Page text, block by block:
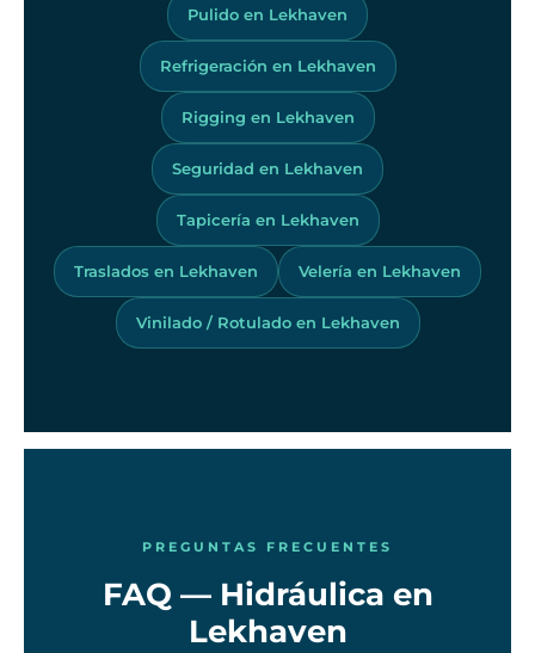
Pulido en Lekhaven
Refrigeración en Lekhaven
Rigging en Lekhaven
Seguridad en Lekhaven
Tapicería en Lekhaven
Traslados en Lekhaven Velería en Lekhaven
Vinilado / Rotulado en Lekhaven
PREGUNTAS FRECUENTES
FAQ — Hidráulica en
Lekhaven